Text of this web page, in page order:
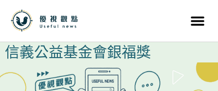
信義公益基金會銀福獎